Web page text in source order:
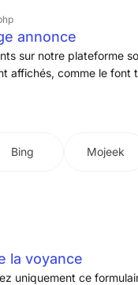
annonce
sur notre plateforme
affichés, comme le font
Bing Mojeek
la voyance
uniquement ce